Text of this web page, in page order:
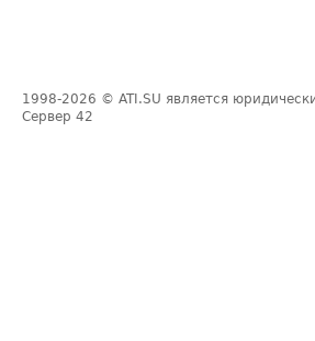
1998-2026 © ATI.SU является
Сервер 42